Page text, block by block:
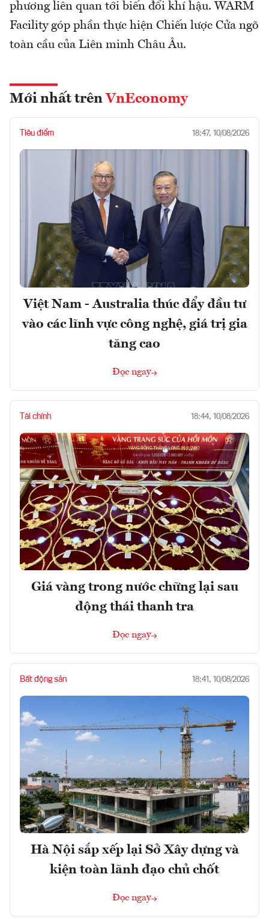
phương liên quan tới biến đổi khí hậu. WARM
Facility góp phần thực hiện Chiến lược Cửa ngõ
toàn cầu của Liên minh Châu Âu.
Mới nhất trên VnEconomy
Tiêu điểm 18:47, 10/08/2026
Việt Nam - Australia thúc đẩy đầu tư
vào các lĩnh vực công nghệ, giá trị gia
tăng cao
Đọc ngay
Tài chính 18:44, 10/08/2026
Giá vàng trong nước chững lại sau
động thái thanh tra
Đọc ngay
Bất động sản 18:41, 10/08/2026
Hà Nội sắp xếp lại Sở Xây dựng và
kiện toàn lãnh đạo chủ chốt
Đọc ngay